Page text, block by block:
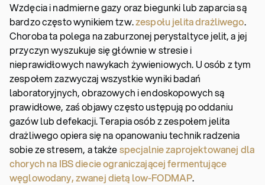
Wzdęcia i nadmierne gazy oraz biegunki lub zaparcia są
bardzo często wynikiem tzw.zespołu jelita drażliwego.
Choroba ta polega na zaburzonej perystaltyce jelit, a jej
przyczyn wyszukuje się głównie w stresie i
nieprawidłowych nawykach żywieniowych. U osób z tym
zespołem zazwyczaj wszystkie wyniki badań
laboratoryjnych, obrazowych i endoskopowych są
prawidłowe, zaś objawy często ustępują po oddaniu
gazów lub defekacji. Terapia osób z zespołem jelita
drażliwego opiera się na opanowaniu technik radzenia
sobie ze stresem, a takżespecjalnie zaprojektowanej dla
chorych na IBS diecie ograniczającej fermentujące
węglowodany, zwanej dietą low-FODMAP.